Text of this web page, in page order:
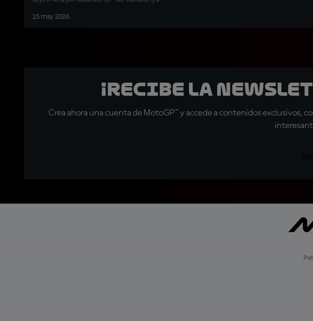
15 may 2026
¡Recibe la
Crea ahora una cuenta de MotoGP™ y accede a contenidos exclusivos,